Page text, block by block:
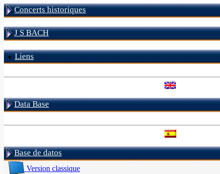
Concerts historiques
J S BACH
Liens
Data Base
Base de datos
Version classique